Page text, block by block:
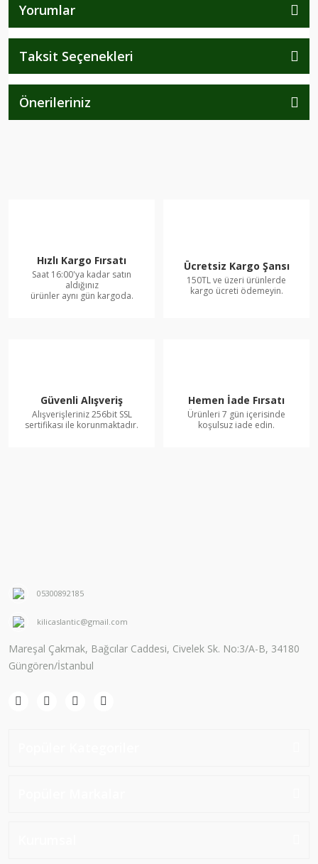
Yorumlar
Taksit Seçenekleri
Önerileriniz
Hızlı Kargo Fırsatı
Saat 16:00'ya kadar satın
aldığınız
ürünler aynı gün kargoda.
Ücretsiz Kargo Şansı
150TL ve üzeri ürünlerde
kargo ücreti ödemeyin.
Güvenli Alışveriş
Alışverişleriniz 256bit SSL
sertifikası ile korunmaktadır.
Hemen İade Fırsatı
Ürünleri 7 gün içerisinde
koşulsuz iade edin.
05300892185
kilicaslantic@gmail.com
Mareşal Çakmak, Bağcılar Caddesi, Civelek Sk. No:3/A-B, 34180
Güngören/İstanbul